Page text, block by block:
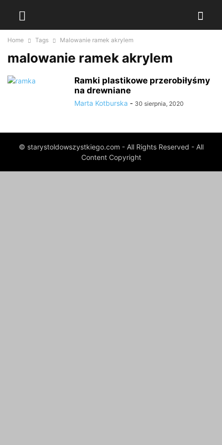
Home Tags Malowanie ramek akrylem
malowanie ramek akrylem
Ramki plastikowe przerobiłyśmy
na drewniane
Marta Kotburska - 30 sierpnia, 2020
© starystoldowszystkiego.com - All Rights Reserved - All
Content Copyright